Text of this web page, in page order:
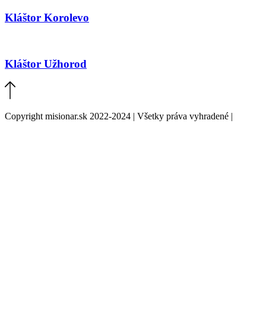
Kláštor Korolevo
Kláštor Užhorod
Copyright misionar.sk 2022-2024 | Všetky práva vyhradené |